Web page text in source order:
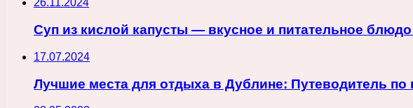
26.11.2024
Суп из кислой капусты — вкусное и питательное
17.07.2024
Лучшие места для отдыха в Дублине: Путеводитель по